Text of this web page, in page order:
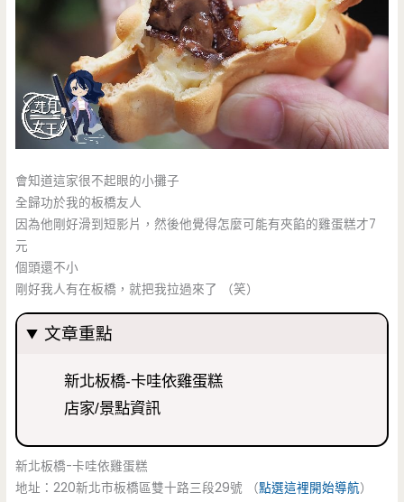
會知道這家很不起眼的小攤子
全歸功於我的板橋友人
因為他剛好滑到短影片，然後他覺得怎麼可能有夾餡的雞蛋糕才7
元
個頭還不小
剛好我人有在板橋，就把我拉過來了 （笑）
文章重點
新北板橋-卡哇依雞蛋糕
店家/景點資訊
新北板橋-卡哇依雞蛋糕
地址：220新北市板橋區雙十路三段29號 （點選這裡開始導航）